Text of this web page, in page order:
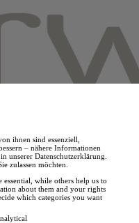
ihnen sind essenziell,
– nähere Informationen
unserer Datenschutzerklärung.
zulassen möchten.
essential, while others help us to
about them and your rights
which categories you want